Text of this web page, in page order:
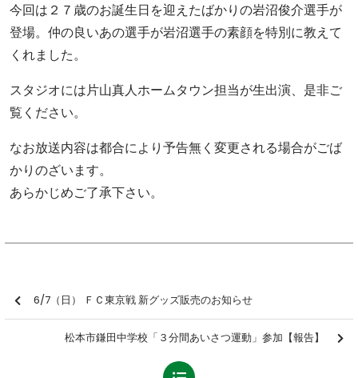
今回は２７歳のお誕生日を迎えたばかりの岩沼俊介選手が
登場。仲の良いあの選手が岩沼選手の素顔を特別に教えて
くれました。
スタジオには片山真人ホームタウン担当が生出演、是非ご
覧ください。
なお放送内容は都合により予告無く変更される場合がごば
かりのざいます。
あらかじめご了承下さい。
6/7（日） ＦＣ東京戦 新グッズ販売のお知らせ
松本市鎌田中学校「３分間あいさつ運動」参加【報告】